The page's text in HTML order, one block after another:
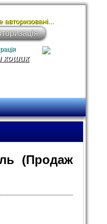
кошик
авторизовані...
(Продаж